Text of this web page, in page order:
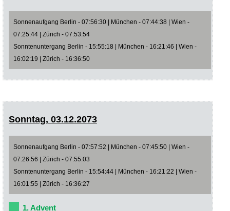
Sonnenaufgang Berlin - 07:56:30 | München - 07:44:38 | Wien -
07:25:44 | Zürich - 07:53:54
Sonntenuntergang Berlin - 15:55:18 | München - 16:21:46 | Wien -
16:02:19 | Zürich - 16:36:50
Sonntag, 03.12.2073
Sonnenaufgang Berlin - 07:57:52 | München - 07:45:50 | Wien -
07:26:56 | Zürich - 07:55:03
Sonntenuntergang Berlin - 15:54:44 | München - 16:21:22 | Wien -
16:01:55 | Zürich - 16:36:27
1. Advent